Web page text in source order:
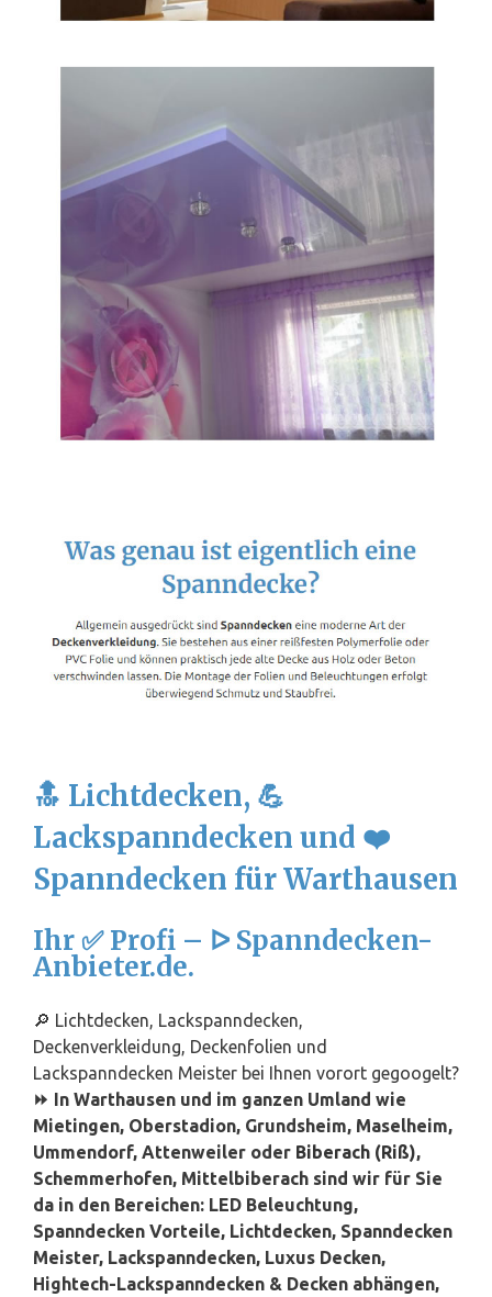
🔝 Lichtdecken, 💪
Lackspanndecken und ❤️
Spanndecken für Warthausen
Ihr ✅ Profi – ᐅ Spanndecken-
Anbieter.de.
🔎 Lichtdecken, Lackspanndecken,
Deckenverkleidung, Deckenfolien und
Lackspanndecken Meister bei Ihnen vorort gegoogelt?
⏩ In Warthausen und im ganzen Umland wie
Mietingen, Oberstadion, Grundsheim, Maselheim,
Ummendorf, Attenweiler oder Biberach (Riß),
Schemmerhofen, Mittelbiberach sind wir für Sie
da in den Bereichen: LED Beleuchtung,
Spanndecken Vorteile, Lichtdecken, Spanndecken
Meister, Lackspanndecken, Luxus Decken,
Hightech-Lackspanndecken & Decken abhängen,